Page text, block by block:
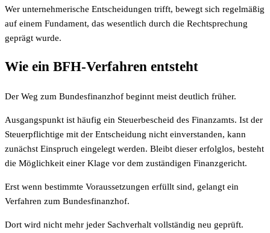
Wer unternehmerische Entscheidungen trifft, bewegt sich regelmäßig
auf einem Fundament, das wesentlich durch die Rechtsprechung
geprägt wurde.
Wie ein BFH-Verfahren entsteht
Der Weg zum Bundesfinanzhof beginnt meist deutlich früher.
Ausgangspunkt ist häufig ein Steuerbescheid des Finanzamts. Ist der
Steuerpflichtige mit der Entscheidung nicht einverstanden, kann
zunächst Einspruch eingelegt werden. Bleibt dieser erfolglos, besteht
die Möglichkeit einer Klage vor dem zuständigen Finanzgericht.
Erst wenn bestimmte Voraussetzungen erfüllt sind, gelangt ein
Verfahren zum Bundesfinanzhof.
Dort wird nicht mehr jeder Sachverhalt vollständig neu geprüft.